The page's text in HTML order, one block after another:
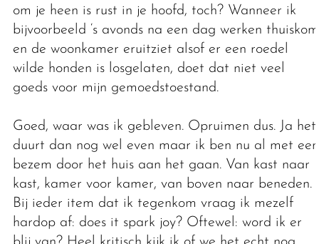
om je heen is rust in je hoofd, toch? Wanneer ik
bijvoorbeeld ‘s avonds na een dag werken thuiskom
en de woonkamer eruitziet alsof er een roedel
wilde honden is losgelaten, doet dat niet veel
goeds voor mijn gemoedstoestand.
Goed, waar was ik gebleven. Opruimen dus. Ja het
duurt dan nog wel even maar ik ben nu al met een
bezem door het huis aan het gaan. Van kast naar
kast, kamer voor kamer, van boven naar beneden.
Bij ieder item dat ik tegenkom vraag ik mezelf
hardop af: does it spark joy? Oftewel: word ik er